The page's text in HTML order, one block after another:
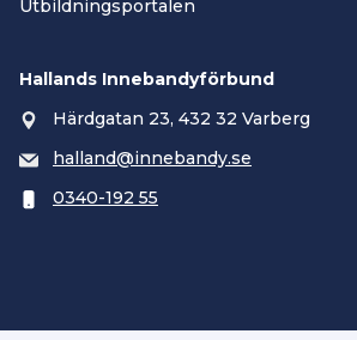
Utbildningsportalen
Hallands Innebandyförbund
Härdgatan 23, 432 32 Varberg
halland@innebandy.se
0340-192 55